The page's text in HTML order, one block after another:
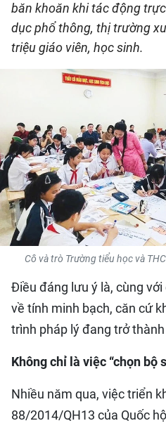
ĐÔ THỊ
VĂN HÓA - VĂN NGHỆ
DU LỊCH
HỒ SƠ - TƯ LIỆU
NHÂN DÂN ĐIỆN TỬ
NHÂN DÂN HẰNG THÁNG
NHÂN DÂN CUỐI TUẦN
băn khoăn khi tác động
dục phổ thông, thị trường
triệu giáo viên, học sinh.
Cô và trò Trường tiểu học và
Điều đáng lưu ý là, cùng
về tính minh bạch, căn cứ
trình pháp lý đang trở
Không chỉ là việc “chọn bộ
Nhiều năm qua, việc triển
88/2014/QH13 của Quốc